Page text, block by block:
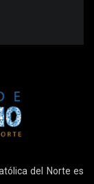
del Norte es